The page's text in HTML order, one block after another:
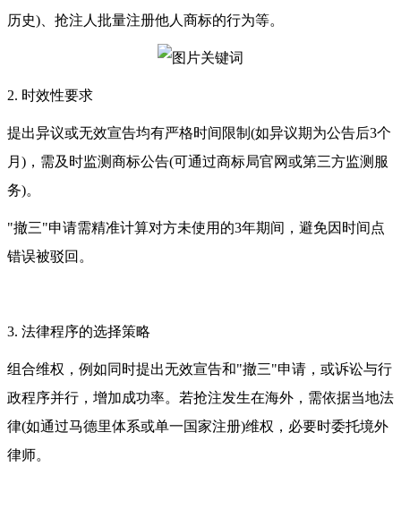
历史)、抢注人批量注册他人商标的行为等。
2. 时效性要求
提出异议或无效宣告均有严格时间限制(如异议期为公告后3个
月)，需及时监测商标公告(可通过商标局官网或第三方监测服
务)。
"撤三"申请需精准计算对方未使用的3年期间，避免因时间点
错误被驳回。
3. 法律程序的选择策略
组合维权，例如同时提出无效宣告和"撤三"申请，或诉讼与行
政程序并行，增加成功率。若抢注发生在海外，需依据当地法
律(如通过马德里体系或单一国家注册)维权，必要时委托境外
律师。